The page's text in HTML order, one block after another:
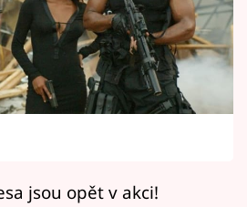
Vary
jsou opět v akci!